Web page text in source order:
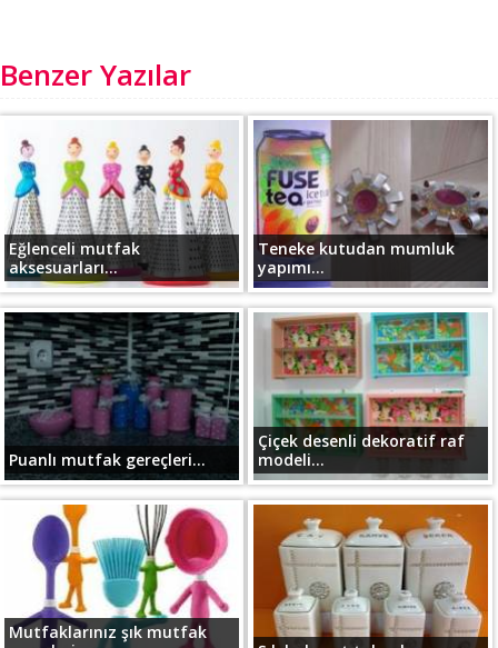
Benzer Yazılar
Eğlenceli mutfak
aksesuarları...
Teneke kutudan mumluk
yapımı...
Puanlı mutfak gereçleri...
Çiçek desenli dekoratif raf
modeli...
Mutfaklarınız şık mutfak